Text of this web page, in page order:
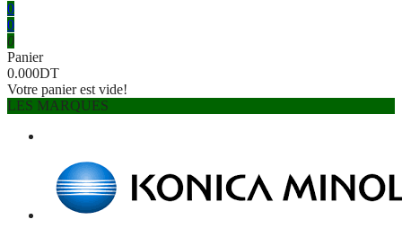
0
0
0
Panier
0.000DT
Votre panier est vide!
LES MARQUES